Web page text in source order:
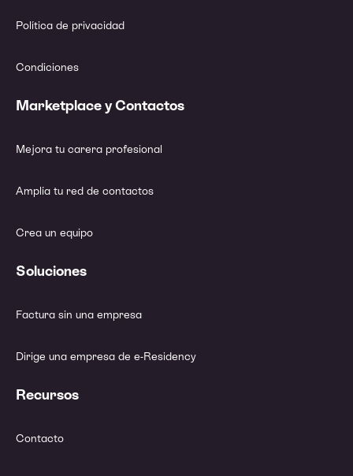
Política de privacidad
Condiciones
Marketplace y Contactos
Mejora tu carera profesional
Amplía tu red de contactos
Crea un equipo
Soluciones
Factura sin una empresa
Dirige una empresa de e-Residency
Recursos
Contacto